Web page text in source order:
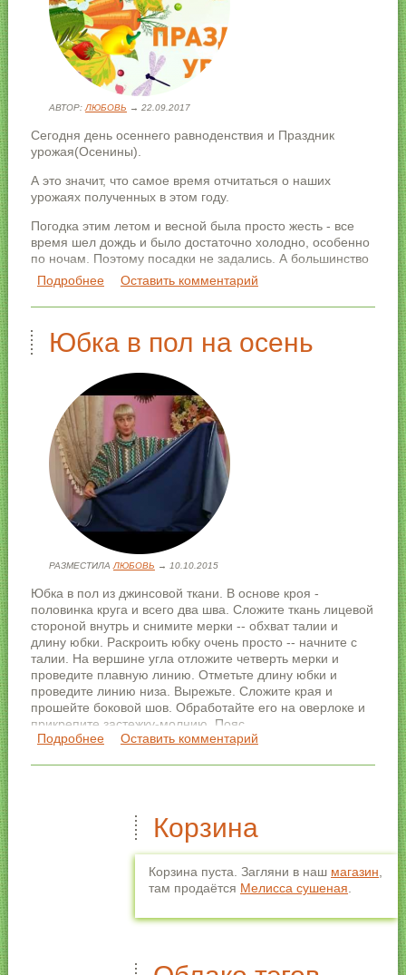
АВТОР: ЛЮБОВЬ → 22.09.2017
Сегодня день осеннего равноденствия и Праздник
урожая(Осенины).
А это значит, что самое время отчитаться о наших
урожаях полученных в этом году.
Погодка этим летом и весной была просто жесть - все
время шел дождь и было достаточно холодно, особенно
по ночам. Поэтому посадки не задались. А большинство
культур посаженных весной вообще не взошли.
Подробнеео Урожаи 2017 года
Оставить комментарий
Юбка в пол на осень
РАЗМЕСТИЛА ЛЮБОВЬ → 10.10.2015
Юбка в пол из джинсовой ткани. В основе кроя -
половинка круга и всего два шва. Сложите ткань лицевой
стороной внутрь и снимите мерки -- обхват талии и
длину юбки. Раскроить юбку очень просто -- начните с
талии. На вершине угла отложите четверть мерки и
проведите плавную линию. Отметьте длину юбки и
проведите линию низа. Вырежьте. Сложите края и
прошейте боковой шов. Обработайте его на оверлоке и
прикрепите застежку-молнию. Пояс.
Подробнеео Юбка в пол на осень
Оставить комментарий
Корзина
Корзина пуста. Загляни в наш магазин
там продаётся Мелисса сушеная